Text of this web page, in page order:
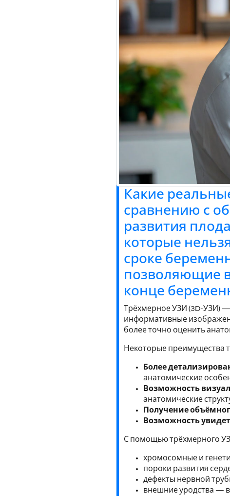
Какие
сравнению с
развития
которые
сроке
позволяющие
конце
Трёхмерное УЗИ (3D-УЗИ) —
информативные
более точно оценить
Некоторые преимущества
Более
анатомические
Возможность
анатомические
Получение
Возможность
С помощью трёхмерного
хромосомные и
пороки развития
дефекты нервной
внешние уродства —